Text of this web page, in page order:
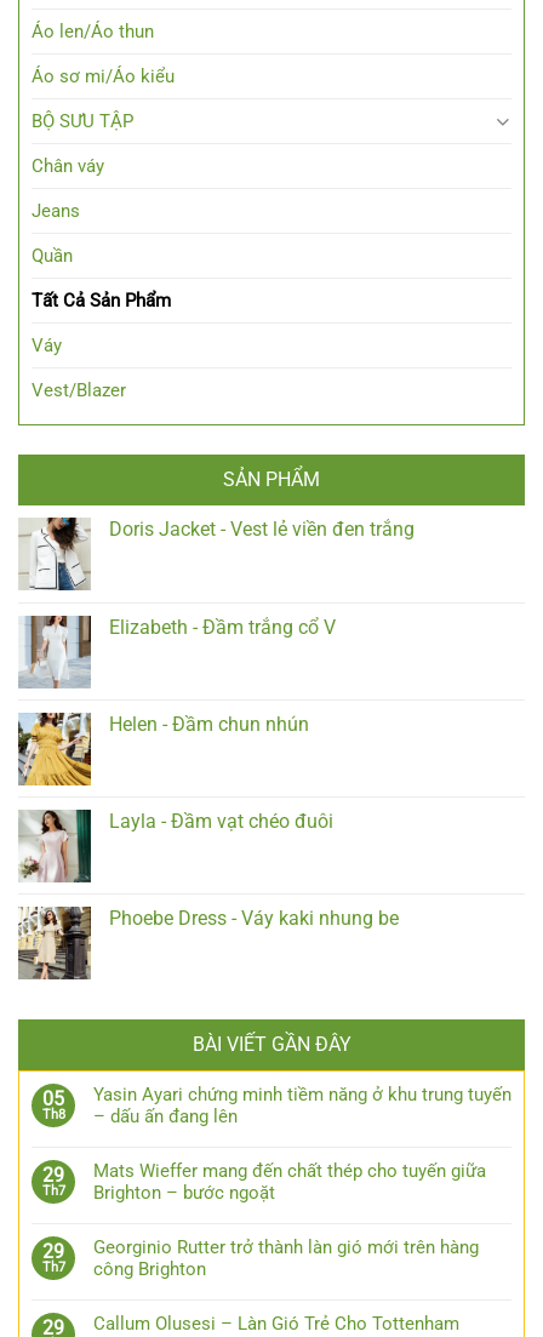
Áo len/Áo thun
Áo sơ mi/Áo kiểu
BỘ SƯU TẬP
Chân váy
Jeans
Quần
Tất Cả Sản Phẩm
Váy
Vest/Blazer
SẢN PHẨM
Doris Jacket - Vest lẻ viền đen trắng
Elizabeth - Đầm trắng cổ V
Helen - Đầm chun nhún
Layla - Đầm vạt chéo đuôi
Phoebe Dress - Váy kaki nhung be
BÀI VIẾT GẦN ĐÂY
05
Th8
Yasin Ayari chứng minh tiềm năng ở khu trung tuyến
– dấu ấn đang lên
29
Th7
Mats Wieffer mang đến chất thép cho tuyến giữa
Brighton – bước ngoặt
29
Th7
Georginio Rutter trở thành làn gió mới trên hàng
công Brighton
29
Callum Olusesi – Làn Gió Trẻ Cho Tottenham